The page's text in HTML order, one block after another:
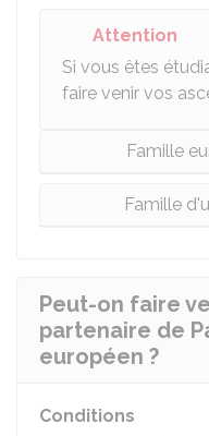
Attention
Si vous êtes
faire venir vos
Famille
Famille
Peut-on faire
partenaire de
européen ?
Conditions